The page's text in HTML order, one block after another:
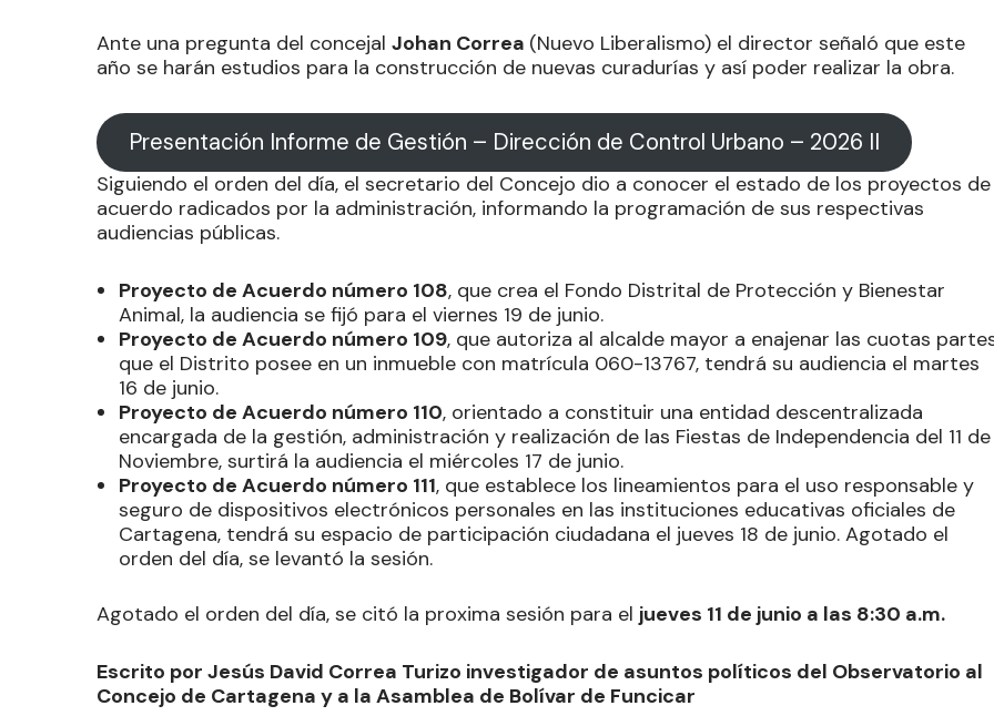
Ante una pregunta del concejal Johan Correa (Nuevo Liberalismo) el director señaló que este
año se harán estudios para la construcción de nuevas curadurías y así poder realizar la obra.
Presentación Informe de Gestión – Dirección de Control Urbano – 2026 II
Siguiendo el orden del día, el secretario del Concejo dio a conocer el estado de los proyectos de
acuerdo radicados por la administración, informando la programación de sus respectivas
audiencias públicas.
Proyecto de Acuerdo número 108, que crea el Fondo Distrital de Protección y Bienestar
Animal, la audiencia se fijó para el viernes 19 de junio.
Proyecto de Acuerdo número 109, que autoriza al alcalde mayor a enajenar las cuotas
que el Distrito posee en un inmueble con matrícula 060-13767, tendrá su audiencia el martes
16 de junio.
Proyecto de Acuerdo número 110, orientado a constituir una entidad descentralizada
encargada de la gestión, administración y realización de las Fiestas de Independencia del 11 de
Noviembre, surtirá la audiencia el miércoles 17 de junio.
Proyecto de Acuerdo número 111, que establece los lineamientos para el uso responsable y
seguro de dispositivos electrónicos personales en las instituciones educativas oficiales de
Cartagena, tendrá su espacio de participación ciudadana el jueves 18 de junio. Agotado el
orden del día, se levantó la sesión.
Agotado el orden del día, se citó la proxima sesión para el jueves 11 de junio a las 8:30 a.m.
Escrito por Jesús David Correa Turizo investigador de asuntos políticos del Observatorio al
Concejo de Cartagena y a la Asamblea de Bolívar de Funcicar